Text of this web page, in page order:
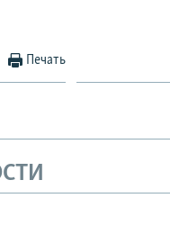
Печать